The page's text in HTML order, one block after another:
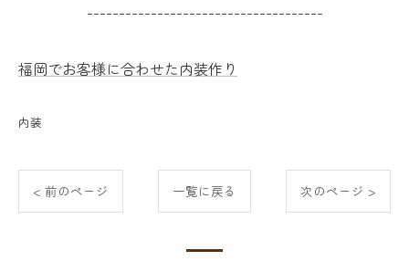
-------------------------------------
福岡でお客様に合わせた内装作り
内装
< 前のページ 一覧に戻る 次のページ >